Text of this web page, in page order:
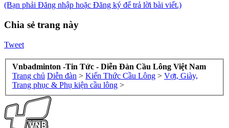
(Bạn phải Đăng nhập hoặc Đăng ký để trả lời bài viết.)
Chia sẻ trang này
Tweet
Vnbadminton -Tin Tức - Diễn Đàn Cầu Lông Việt Nam
Trang chủ Diễn đàn > Kiến Thức Cầu Lông > Vợt, Giày,
Trang phục & Phụ kiện cầu lông >